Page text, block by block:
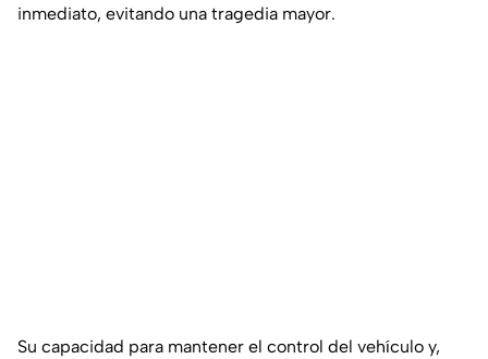
inmediato, evitando una tragedia mayor.
Su capacidad para mantener el control del vehículo y,